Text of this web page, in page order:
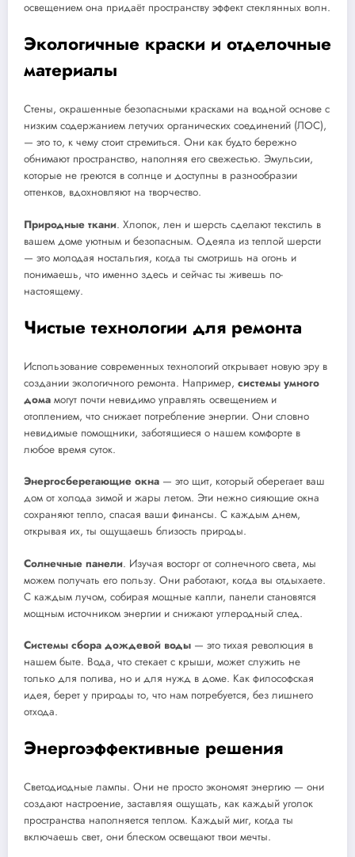
освещением она придаёт пространству эффект стеклянных волн.
Экологичные краски и отделочные
материалы
Стены, окрашенные безопасными красками на водной основе с
низким содержанием летучих органических соединений (ЛОС),
— это то, к чему стоит стремиться. Они как будто бережно
обнимают пространство, наполняя его свежестью. Эмульсии,
которые не греются в солнце и доступны в разнообразии
оттенков, вдохновляют на творчество.
Природные ткани. Хлопок, лен и шерсть сделают текстиль в
вашем доме уютным и безопасным. Одеяла из теплой шерсти
— это молодая ностальгия, когда ты смотришь на огонь и
понимаешь, что именно здесь и сейчас ты живешь по-
настоящему.
Чистые технологии для ремонта
Использование современных технологий открывает новую эру в
создании экологичного ремонта. Например, системы умного
дома могут почти невидимо управлять освещением и
отоплением, что снижает потребление энергии. Они словно
невидимые помощники, заботящиеся о нашем комфорте в
любое время суток.
Энергосберегающие окна — это щит, который оберегает ваш
дом от холода зимой и жары летом. Эти нежно сияющие окна
сохраняют тепло, спасая ваши финансы. С каждым днем,
открывая их, ты ощущаешь близость природы.
Солнечные панели. Изучая восторг от солнечного света, мы
можем получать его пользу. Они работают, когда вы отдыхаете.
С каждым лучом, собирая мощные капли, панели становятся
мощным источником энергии и снижают углеродный след.
Системы сбора дождевой воды — это тихая революция в
нашем быте. Вода, что стекает с крыши, может служить не
только для полива, но и для нужд в доме. Как философская
идея, берет у природы то, что нам потребуется, без лишнего
отхода.
Энергоэффективные решения
Светодиодные лампы. Они не просто экономят энергию — они
создают настроение, заставляя ощущать, как каждый уголок
пространства наполняется теплом. Каждый миг, когда ты
включаешь свет, они блеском освещают твои мечты.